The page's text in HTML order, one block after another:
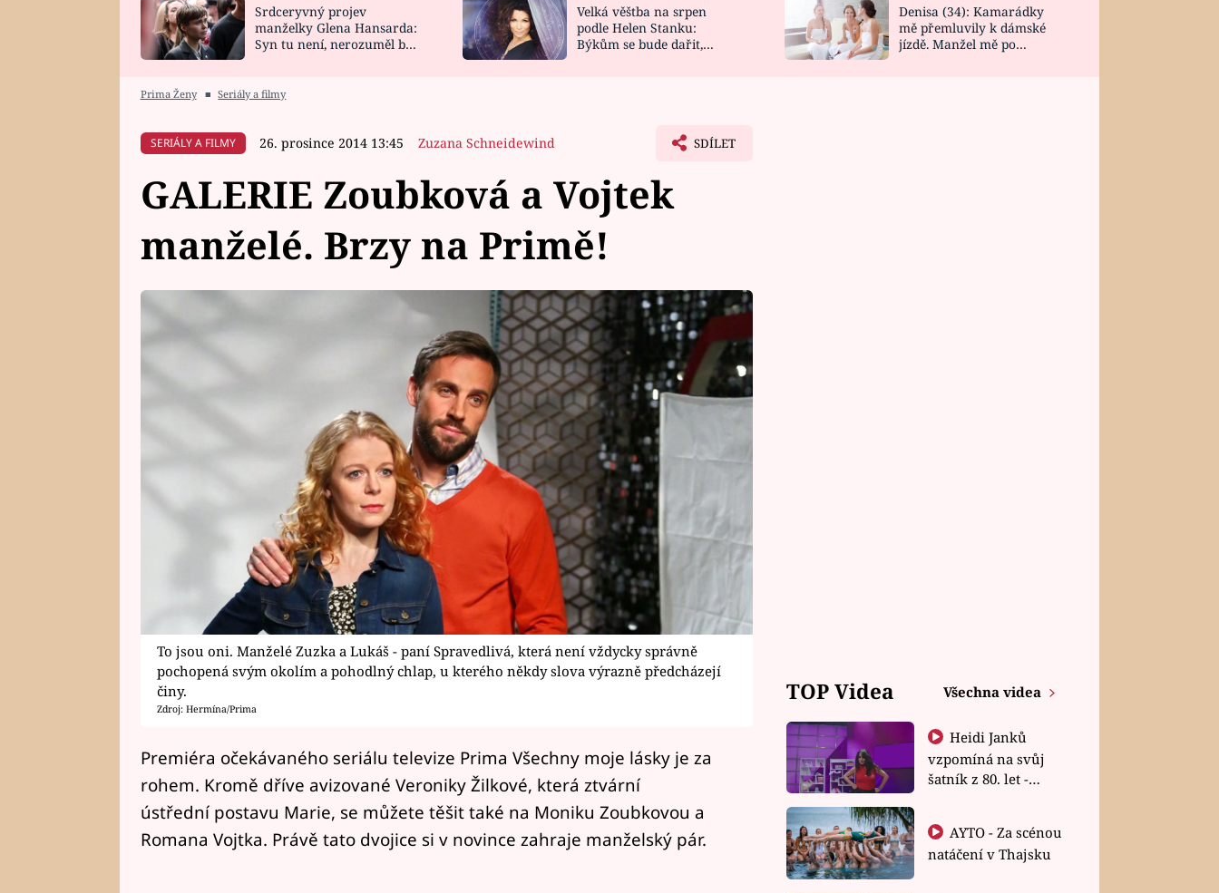
HOROSKOP NA
CELEBRITY
VAŘENÍ
NOVINKY
VIDEORECEPTY
DESIGN
Srdceryvný projev
manželky Glena Hansarda:
Syn tu není, nerozuměl by
Velká věštba na srpen
podle Helen Stanku:
Býkům se bude dařit,
Denisa (34): Kamarádky
mě přemluvily k dámské
jízdě. Manžel mě po
Prima Ženy ■ Seriály a filmy
SERIÁLY A FILMY 26. prosince 2014 13:45 Zuzana Schneidewind SDÍLET
GALERIE Zoubková a Vojtek
manželé. Brzy na Primě!
To jsou oni. Manželé Zuzka a Lukáš - paní Spravedlivá, která není vždycky správně
pochopená svým okolím a pohodlný chlap, u kterého někdy slova výrazně předcházejí
činy.
Zdroj: Hermína/Prima
Premiéra očekávaného seriálu televize Prima Všechny moje lásky je za
rohem. Kromě dříve avizované Veroniky Žilkové, která ztvární
ústřední postavu Marie, se můžete těšit také na Moniku Zoubkovou a
Romana Vojtka. Právě tato dvojice si v novince zahraje manželský pár.
TOP Videa Všechna videa
Heidi Janků
vzpomíná na svůj
šatník z 80. let -
natáčení v Thajsku